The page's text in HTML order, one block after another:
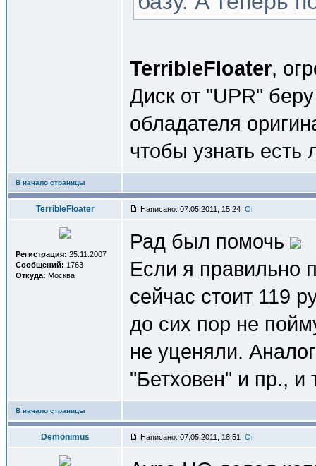
TerribleFloater,
Диск от "UPR"
обладателя
чтобы узнать есть
В начало страницы
TerribleFloater Написано: 07.05.2011, 15:24
Регистрация: 25.11.2007
Сообщений: 1763
Откуда: Москва
Рад был помочь
Если я правильно
сейчас стоит 119
до сих пор не
не уценяли.
"Бетховен" и пр., и
В начало страницы
Demonimus Написано: 07.05.2011, 18:51